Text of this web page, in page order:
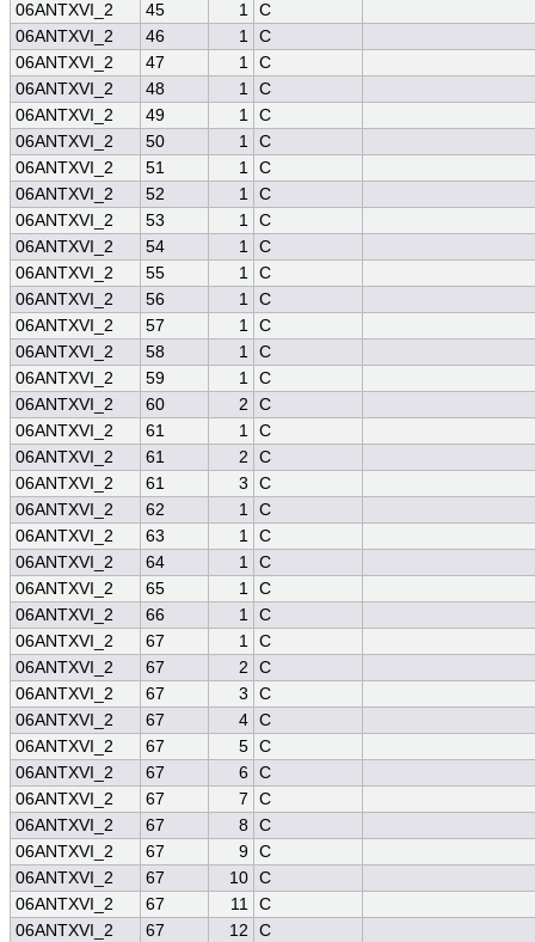
06ANTXVI_2
45 1 C
06ANTXVI_2
46 1 C
06ANTXVI_2
47 1 C
06ANTXVI_2
48 1 C
06ANTXVI_2
49 1 C
06ANTXVI_2
50 1 C
06ANTXVI_2
51 1 C
06ANTXVI_2
52 1 C
06ANTXVI_2
53 1 C
06ANTXVI_2
54 1 C
06ANTXVI_2
55 1 C
06ANTXVI_2
56 1 C
06ANTXVI_2
57 1 C
06ANTXVI_2
58 1 C
06ANTXVI_2
59 1 C
06ANTXVI_2
60 2
C
06ANTXVI_2
61 1 C
06ANTXVI_2
61 2
C
06ANTXVI_2
61 3
C
06ANTXVI_2
62 1 C
06ANTXVI_2
63 1 C
06ANTXVI_2
64 1 C
06ANTXVI_2
65 1 C
06ANTXVI_2
66 1 C
06ANTXVI_2
67 1 C
06ANTXVI_2
67 2
C
06ANTXVI_2
67 3
C
06ANTXVI_2
67 4 C
06ANTXVI_2
67 5 C
06ANTXVI_2
67 6 C
06ANTXVI_2
67 7
C
06ANTXVI_2
67 8
C
06ANTXVI_2
67 9 C
06ANTXVI_2
67 10 C
06ANTXVI_2
67 11 C
06ANTXVI_2
67 12
C